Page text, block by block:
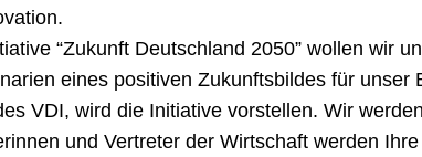
“Zukunft Deutschland 2050” wollen wir
eines positiven Zukunftsbildes für unser
VDI, wird die Initiative vorstellen. Wir
und Vertreter der Wirtschaft werden